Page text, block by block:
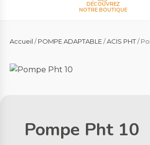
DÉCOUVREZ
NOTRE BOUTIQUE
Accueil /POMPE ADAPTABLE/ACIS PHT/
Pompe Pht 10